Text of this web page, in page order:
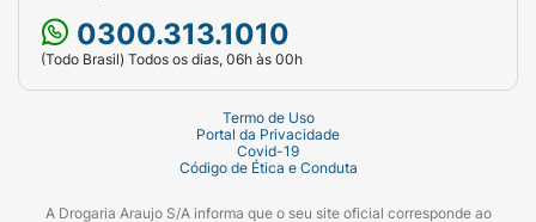
0300.313.1010
(Todo Brasil) Todos os dias, 06h às 00h
Termo de Uso
Portal da Privacidade
Covid-19
Código de Ética e Conduta
A Drogaria Araujo S/A informa que o seu site oficial corresponde ao